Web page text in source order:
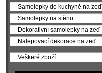
Samolepky do kuchyně na zeď
Samolepky na stěnu
Dekorativní samolepky na zeď
Nalepovací dekorace na zeď
Veškeré zboží